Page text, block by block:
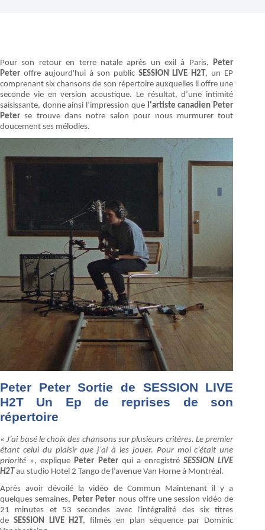
Pour son retour en terre natale après un exil à Paris, Peter
Peter offre aujourd'hui à son public SESSION LIVE H2T , un EP
comprenant six chansons de son répertoire auxquelles il offre une
seconde vie en version acoustique. Le résultat, d’une intimité
saisissante, donne ainsi l’impression que l'artiste canadien Peter
Peter se trouve dans notre salon pour nous murmurer tout
doucement ses mélodies.
Peter Peter Sortie de SESSION LIVE
H2T Un Ep de reprises de son
répertoire
«J’ai basé le choix des chansons sur plusieurs critères. Le premier
étant celui du plaisir que j’ai à les jouer. Pour moi c’était une
priorité », expliquePeter Peterqui a enregistréSESSION LIVE
H2T au studio Hotel 2 Tango de l’avenue Van Horne à Montréal.
Après avoir dévoilé la vidéo de Commun Maintenant il y a
quelques semaines,Peter Peter nous offre une session vidéo de
21 minutes et 53 secondes avec l'intégralité des six titres
de SESSION LIVE H2T , filmés en plan séquence par Dominic